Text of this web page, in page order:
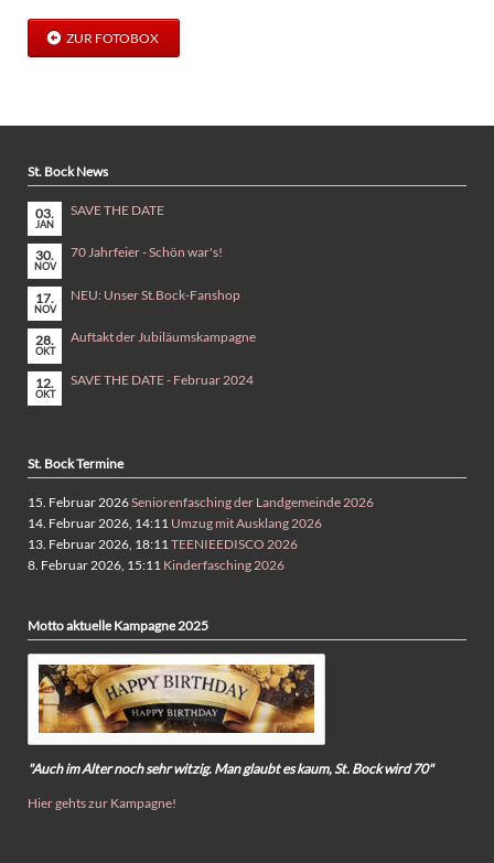
ZUR FOTOBOX
St. Bock News
03.
JAN
SAVE THE DATE
30.
NOV
70 Jahrfeier - Schön war's!
17.
NOV
NEU: Unser St.Bock-Fanshop
28.
OKT
Auftakt der Jubiläumskampagne
12.
OKT
SAVE THE DATE - Februar 2024
St. Bock Termine
15. Februar 2026Seniorenfasching der Landgemeinde 2026
14. Februar 2026, 14:11 Umzug mit Ausklang 2026
13. Februar 2026, 18:11TEENIEEDISCO 2026
8. Februar 2026, 15:11 Kinderfasching 2026
Motto aktuelle Kampagne 2025
"Auch im Alter noch sehr witzig. Man glaubt es kaum, St. Bock wird 70"
Hier gehts zur Kampagne!